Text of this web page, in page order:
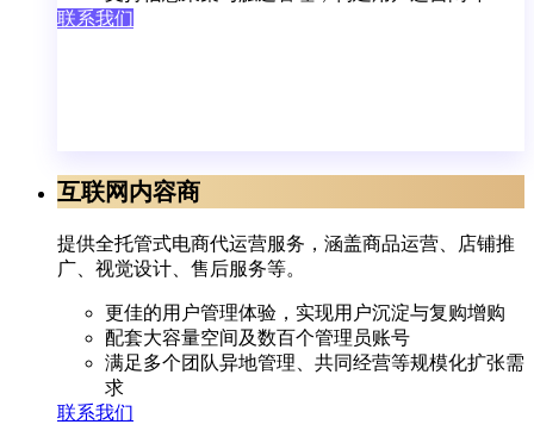
联系我们
互联网内容商
提供全托管式电商代运营服务，涵盖商品运营、店铺推
广、视觉设计、售后服务等。
更佳的用户管理体验，实现用户沉淀与复购增购
配套大容量空间及数百个管理员账号
满足多个团队异地管理、共同经营等规模化扩张需
求
联系我们